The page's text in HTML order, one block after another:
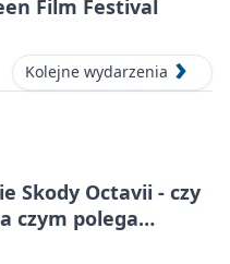
Film Festival
Kolejne wydarzenia
Skody Octavii - czy
czym polega